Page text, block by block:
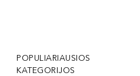
POPULIARIAUSIOS
KATEGORIJOS